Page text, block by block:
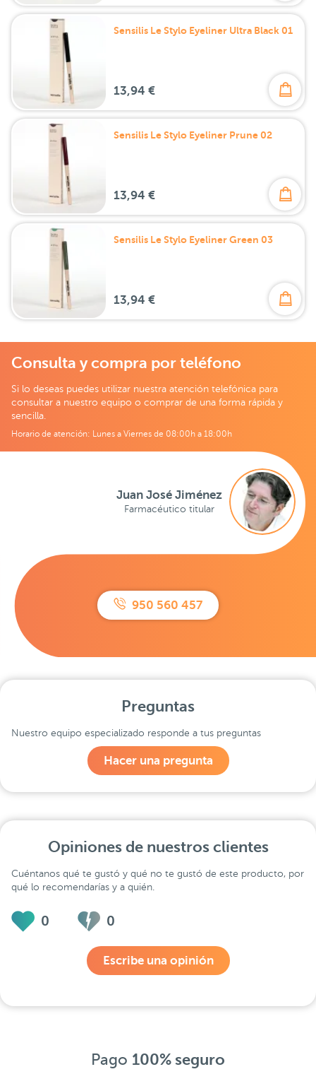
Sensilis Le Stylo Eyeliner Ultra Black 01
13,94 €
Sensilis Le Stylo Eyeliner Prune 02
13,94 €
Sensilis Le Stylo Eyeliner Green 03
13,94 €
Consulta y compra por teléfono
Si lo deseas puedes utilizar nuestra atención telefónica para
consultar a nuestro equipo o comprar de una forma rápida y
sencilla.
Horario de atención: Lunes a Viernes de 08:00h a 18:00h
950 560 457
Juan José Jiménez
Farmacéutico titular
Preguntas
Nuestro equipo especializado responde a tus preguntas
Hacer una pregunta
Opiniones de nuestros clientes
Cuéntanos qué te gustó y qué no te gustó de este producto, por
qué lo recomendarías y a quién.
0 0
Escribe una opinión
Pago 100% seguro